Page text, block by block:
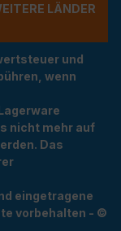
LÄNDER NU
und
wenn
nicht mehr auf
Das
eingetragene
vorbehalten - ©